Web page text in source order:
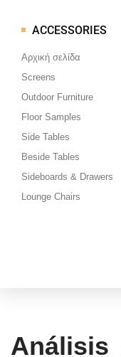
Μεταπηδήστε
στο
περιεχόμενο
ACCESSORIES
Αρχική σελίδα
Screens
Outdoor Furniture
Floor Samples
Side Tables
Beside Tables
Sideboards & Drawers
Lounge Chairs